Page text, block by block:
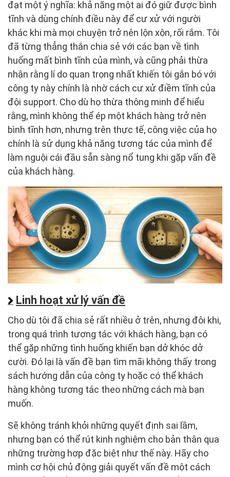
đạt một ý nghĩa: khả năng một ai đó giữ được bình
tĩnh và dùng chính điều này để cư xử với người
khác khi mà mọi chuyện trở nên lộn xộn, rối rắm. Tôi
đã từng thẳng thắn chia sẻ với các bạn về tình
huống mất bình tĩnh của mình, và cũng phải thừa
nhận rằng lí do quan trọng nhất khiến tôi gắn bó với
công ty này chính là nhờ cách cư xử điềm tĩnh của
đội support. Cho dù họ thừa thông minh để hiểu
rằng, mình không thể ép một khách hàng trở nên
bình tĩnh hơn, nhưng trên thực tế, công việc của họ
chính là sử dụng khả năng tương tác của mình để
làm nguội cái đầu sẵn sàng nổ tung khi gặp vấn đề
của khách hàng.
Linh hoạt xử lý vấn đề
Cho dù tôi đã chia sẻ rất nhiều ở trên, nhưng đôi khi,
trong quá trình tương tác với khách hàng, bạn có
thể gặp những tình huống khiến bạn dở khóc dở
cười. Đó lại là vấn đề bạn tìm mãi không thấy trong
sách hướng dẫn của công ty hoặc có thể khách
hàng không tương tác theo những cách mà bạn
muốn.
Sẽ không tránh khỏi những quyết định sai lầm,
nhưng bạn có thể rút kinh nghiệm cho bản thân qua
những trường hợp đặc biệt như thế này. Hãy cho
mình cơ hội chủ động giải quyết vấn đề một cách